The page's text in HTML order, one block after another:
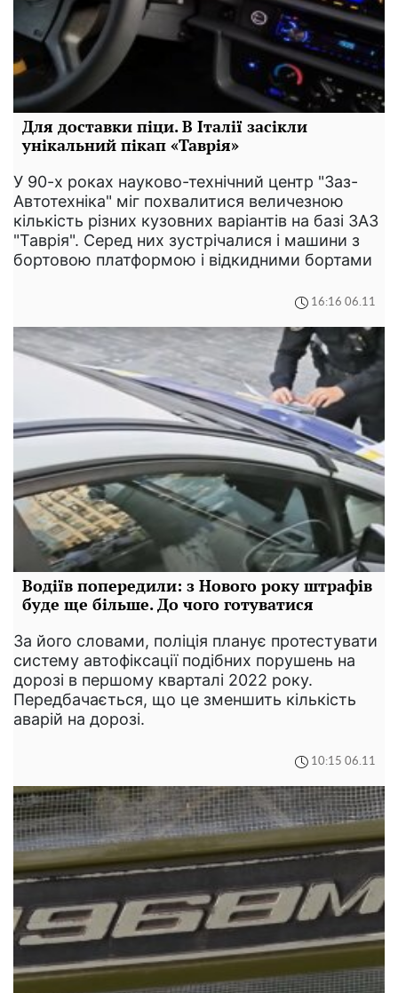
Для доставки піци. В Італії засікли
унікальний пікап «Таврія»
У 90-х роках науково-технічний центр "Заз-
Автотехніка" міг похвалитися величезною
кількість різних кузовних варіантів на базі ЗАЗ
"Таврія". Серед них зустрічалися і машини з
бортовою платформою і відкидними бортами
16:16 06.11
Водіїв попередили: з Нового року штрафів
буде ще більше. До чого готуватися
За його словами, поліція планує протестувати
систему автофіксації подібних порушень на
дорозі в першому кварталі 2022 року.
Передбачається, що це зменшить кількість
аварій на дорозі.
10:15 06.11